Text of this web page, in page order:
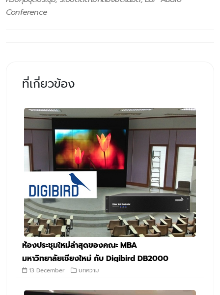
Conference
ที่เกี่ยวข้อง
ห้องประชุมใหม่ล่าสุดของคณะ MBA
มหาวิทยาลัยเชียงใหม่ กับ Digibird DB2000
13 December บทความ